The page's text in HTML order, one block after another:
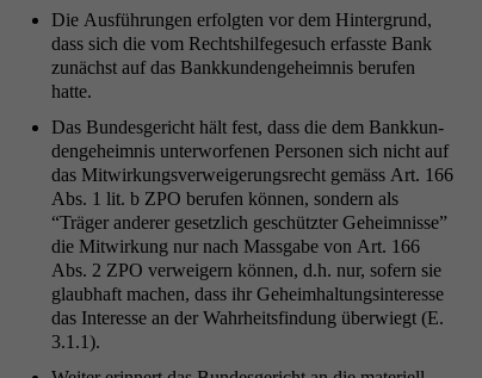
Die Aus­führun­gen erfol­gten vor dem Hin­ter­grund,
dass sich die vom Recht­shil­fege­such erfasste Bank
zunächst auf das Bankkun­denge­heim­nis berufen
hatte.
Das Bun­des­gericht hält fest, dass die dem Bankkun­
denge­heim­nis unter­wor­fe­nen Per­so­n­en sich nicht auf
das Mitwirkungsver­weigerungsrecht gemäss Art. 166
Abs. 1 lit. b ZPO berufen kön­nen, son­dern als
“Träger ander­er geset­zlich geschützter Geheimnisse”
die Mitwirkung nur nach Mass­gabe von Art. 166
Abs. 2 ZPO ver­weigern kön­nen, d.h. nur, sofern sie
glaub­haft machen, dass ihr Geheimhal­tungsin­ter­esse
das Inter­esse an der Wahrheits­find­ung über­wiegt (E.
3.1.1).